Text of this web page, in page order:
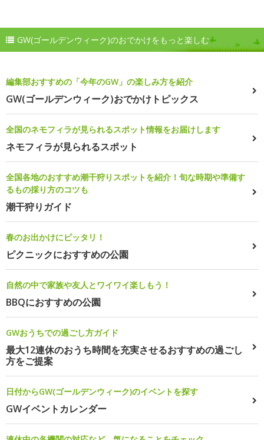
GW(ゴールデンウィーク)のおでかけをもっと楽しむ
編集部おすすめの「今年のGW」の楽しみ方を紹介
GW(ゴールデンウィーク)おでかけトピックス
全国のネモフィラが見られるスポット情報をお届けします
ネモフィラが見られるスポット
全国各地のおすすめ潮干狩りスポットを紹介！旬な時期や準備す
るもの採り方のコツも
潮干狩りガイド
春のお出かけにピッタリ！
ピクニックにおすすめの公園
自然の中で家族や友人とワイワイ楽しもう！
BBQにおすすめの公園
GWおうちでの過ごし方ガイド
最大12連休のおうち時間を充実させるおすすめの過ごし
方をご提案
日付からGW(ゴールデンウィーク)のイベントを探す
GWイベントカレンダー